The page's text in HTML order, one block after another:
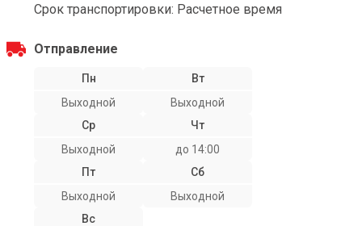
Срок транспортировки: Расчетное время
Отправление
Пн
Выходной
Вт
Выходной
Ср
Выходной
Чт
до 14:00
Пт
Выходной
Сб
Выходной
Вс